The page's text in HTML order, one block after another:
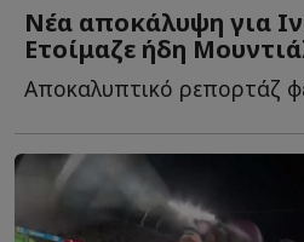
Νέα αποκάλυψη για
Ετοίμαζε ήδη